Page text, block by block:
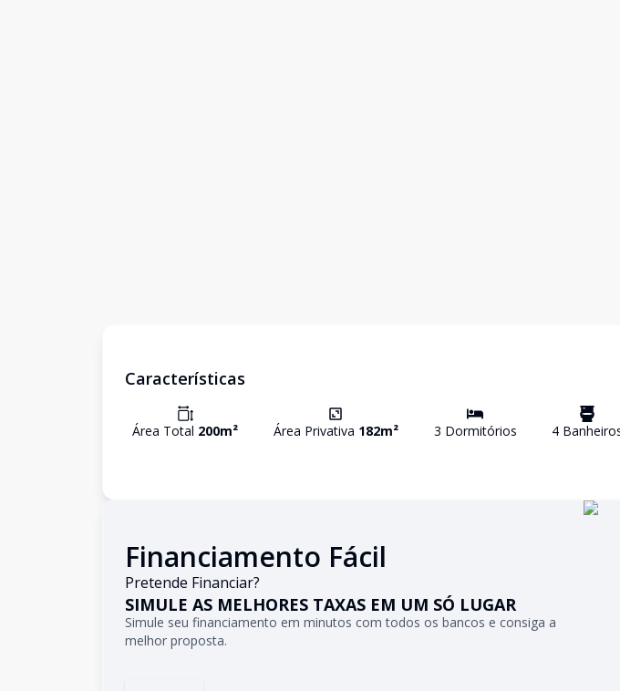
Características
Área Total 200m² Área Privativa 182m² 3 Dormitórios 4 Banheiro
Financiamento Fácil
Pretende Financiar?
SIMULE AS MELHORES TAXAS EM UM SÓ LUGAR
Simule seu financiamento em minutos com todos os bancos e consiga a
melhor proposta.